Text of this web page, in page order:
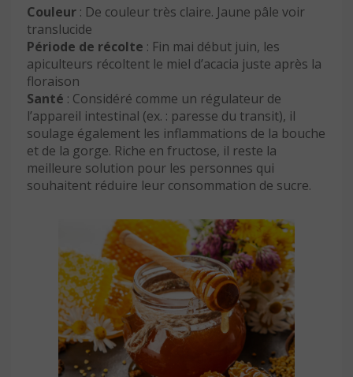
Couleur : De couleur très claire. Jaune pâle voir
translucide
Période de récolte : Fin mai début juin, les
apiculteurs récoltent le miel d’acacia juste après la
floraison
Santé : Considéré comme un régulateur de
l’appareil intestinal (ex. : paresse du transit), il
soulage également les inflammations de la bouche
et de la gorge. Riche en fructose, il reste la
meilleure solution pour les personnes qui
souhaitent réduire leur consommation de sucre.